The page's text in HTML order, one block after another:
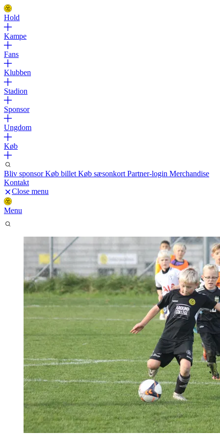
Hold
Kampe
Fans
Klubben
Stadion
Sponsor
Ungdom
Køb
Bliv sponsorKøb billet Køb sæsonkort Partner-login Merchandise
Kontakt
Close menu
Menu